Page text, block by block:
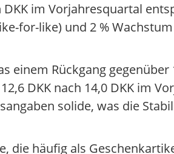
DKK im Vorjahresquartal
for-like) und 2 %
einem Rückgang gegenüber
DKK nach 14,0 DKK im
solide, was die
die häufig als